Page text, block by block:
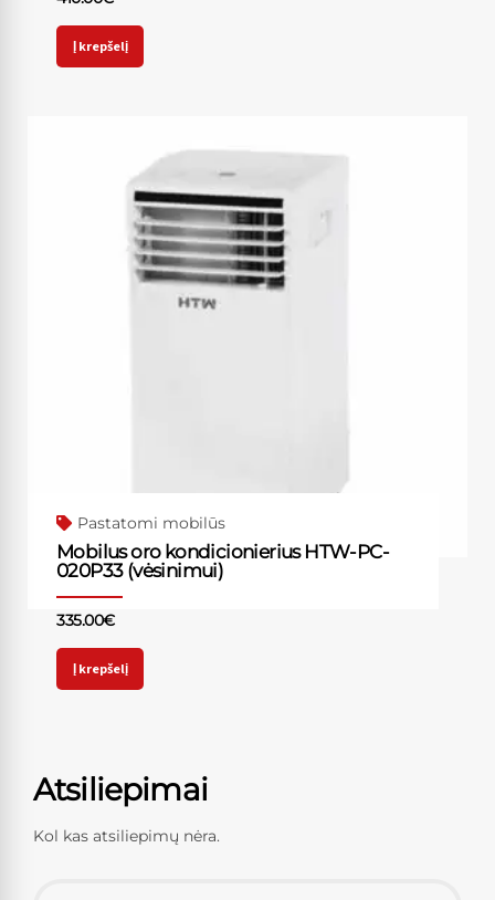
Į krepšelį
Pastatomi mobilūs
Mobilus oro kondicionierius HTW-PC-
020P33 (vėsinimui)
335.00€
Į krepšelį
Atsiliepimai
Kol kas atsiliepimų nėra.